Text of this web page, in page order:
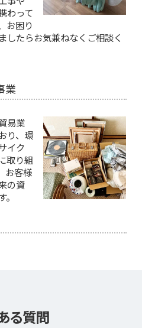
わって
お困り
したらお気兼ねなくご相談く
業
易業
り、環
イク
取り組
お客様
の資
る質問